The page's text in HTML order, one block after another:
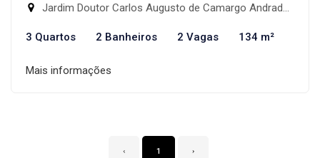
Jardim Doutor Carlos Augusto de Camargo Andrade, Indaiatuba-SP
3 Quartos 2 Banheiros 2 Vagas 134 m²
Mais informações
‹ 1 ›